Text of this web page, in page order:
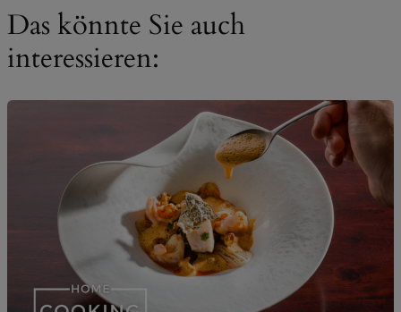
Das könnte Sie auch
interessieren: